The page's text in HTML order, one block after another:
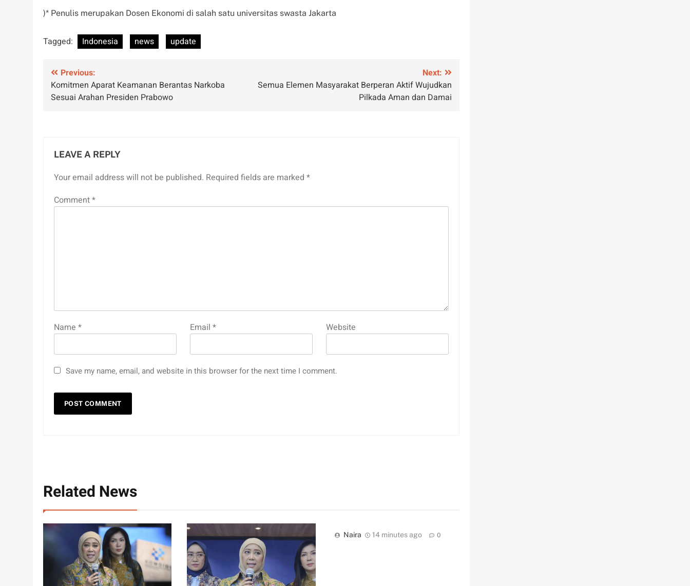
)* Penulis merupakan Dosen Ekonomi di salah satu universitas swasta Jakarta
Tagged: Indonesia news update
Post
navigation
Previous:
Komitmen Aparat Keamanan Berantas Narkoba
Sesuai Arahan Presiden Prabowo
Next:
Semua Elemen Masyarakat Berperan Aktif Wujudkan
Pilkada Aman dan Damai
LEAVE A REPLY
Your email address will not be published. Required fields are marked *
Comment*
Name * Email* Website
Save my name, email, and website in this browser for the next time I comment.
Related News
Naira 14 minutes ago 0